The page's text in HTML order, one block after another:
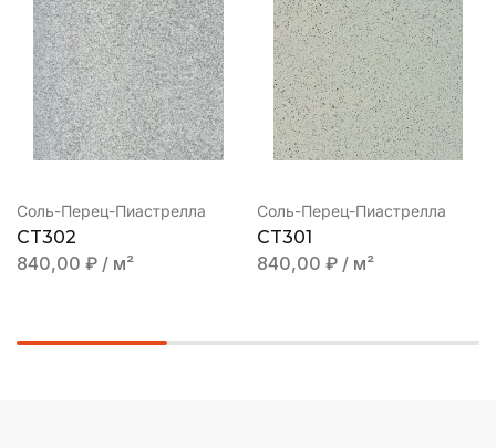
Соль-Перец-Пиастрелла
CT302
840,00 ₽ / м²
Соль-Перец-Пиастрелла
CT301
840,00 ₽ / м²